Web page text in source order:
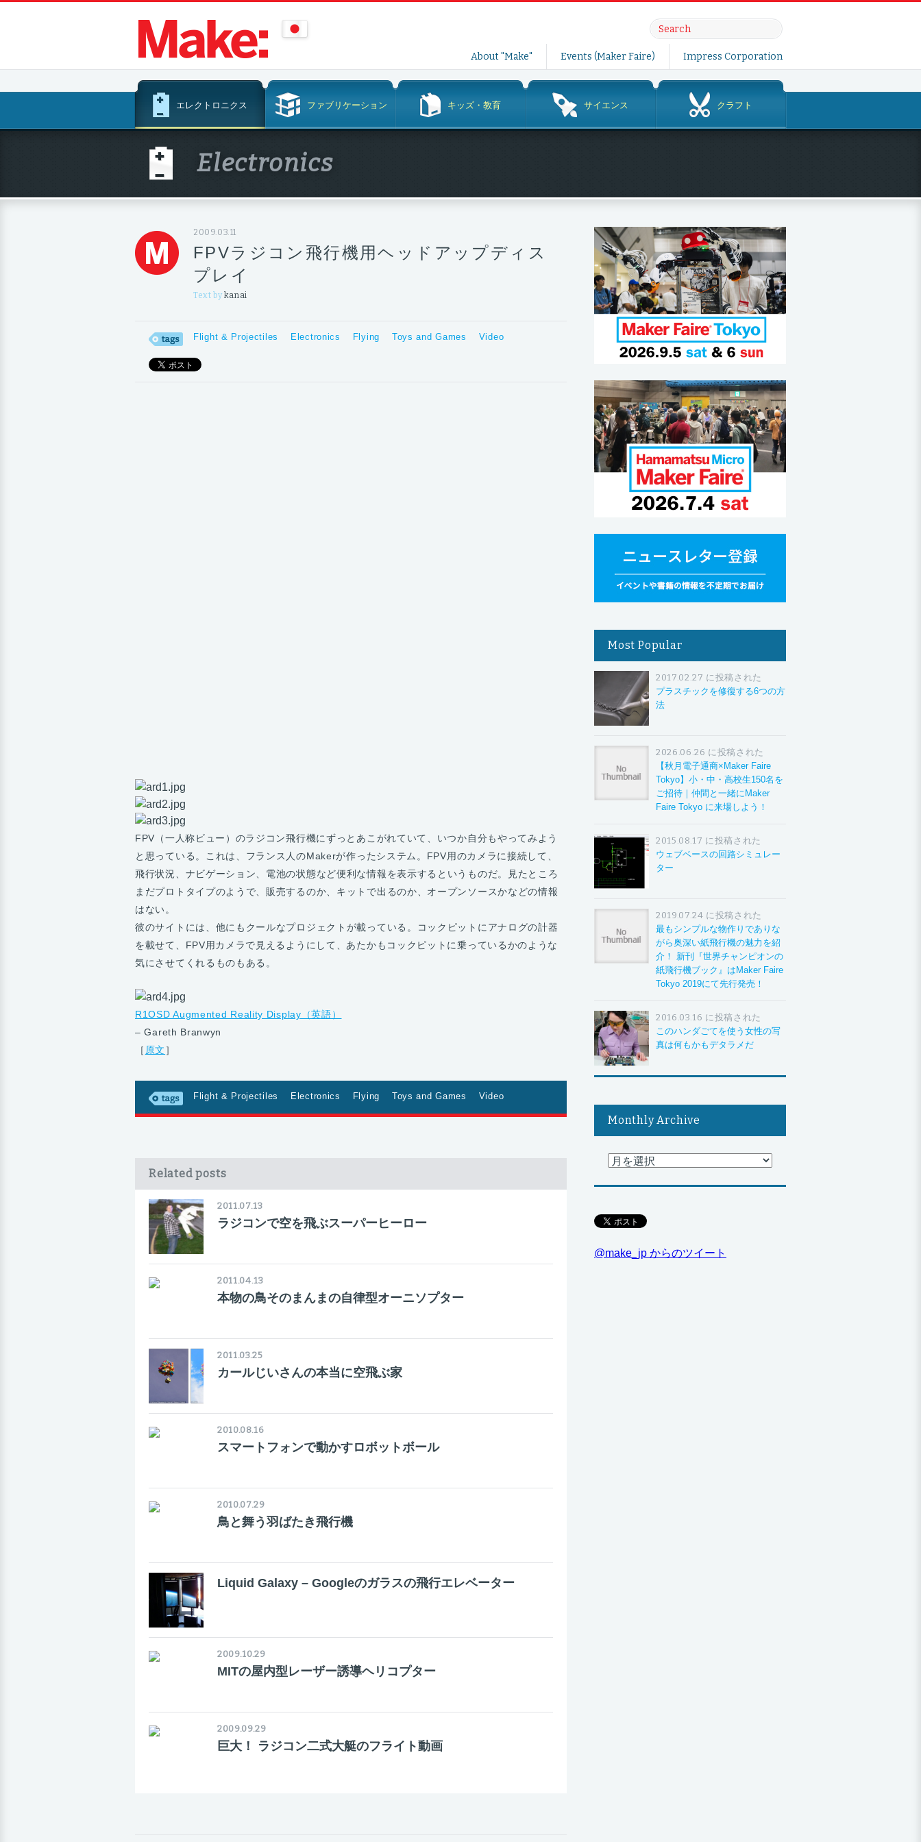
テ
ツ
へ
About "Make" Events (Maker Faire) Impress Corporation
テ
ス
エレクトロニクス ファブリケーション キッズ・教育 サイエンス クラフト
Electronics
2009.03.11
FPVラジコン飛行機用ヘッドアップディス
プレイ
Text by kanai
Flight & Projectiles Electronics Flying Toys and Games Video
FPV（一人称ビュー）のラジコン飛行機にずっとあこがれていて、いつか自分もやってみよう
と思っている。これは、フランス人のMakerが作ったシステム。FPV用のカメラに接続して、
飛行状況、ナビゲーション、電池の状態など便利な情報を表示するというものだ。見たところ
まだプロトタイプのようで、販売するのか、キットで出るのか、オープンソースかなどの情報
はない。
彼のサイトには、他にもクールなプロジェクトが載っている。コックピットにアナログの計器
を載せて、FPV用カメラで見えるようにして、あたかもコックピットに乗っているかのような
気にさせてくれるものもある。
R1OSD Augmented Reality Display（英語）
– Gareth Branwyn
［ 原文 ］
Flight & Projectiles Electronics Flying Toys and Games Video
Related posts
2011.07.13
ラジコンで空を飛ぶスーパーヒーロー
2011.04.13
本物の鳥そのまんまの自律型オーニソプター
2011.03.25
カールじいさんの本当に空飛ぶ家
2010.08.16
スマートフォンで動かすロボットボール
2010.07.29
鳥と舞う羽ばたき飛行機
Liquid Galaxy – Googleのガラスの飛行エレベーター
2009.10.29
MITの屋内型レーザー誘導ヘリコプター
2009.09.29
巨大！ ラジコン二式大艇のフライト動画
Most Popular
2017.02.27 に投稿された
プラスチックを修復する6つの方
法
2026.06.26 に投稿された
【秋月電子通商×Maker Faire
Tokyo】小・中・高校生150名を
ご招待｜仲間と一緒にMaker
Faire Tokyo に来場しよう！
2015.08.17 に投稿された
ウェブベースの回路シミュレー
ター
2019.07.24 に投稿された
最もシンプルな物作りでありな
がら奥深い紙飛行機の魅力を紹
介！ 新刊『世界チャンピオンの
紙飛行機ブック』はMaker Faire
Tokyo 2019にて先行発売！
2016.03.16 に投稿された
このハンダごてを使う女性の写
真は何もかもデタラメだ
Monthly Archive
@make_jp からのツイート